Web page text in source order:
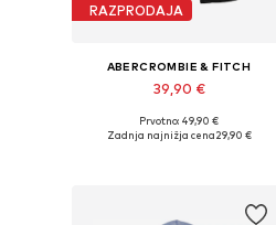
RAZPRODAJA
ABERCROMBIE & FITCH
39,90 €
Na voljo v različnih velikostih
Prvotno: 49,90 €
Zadnja najnižja cena29,90 €